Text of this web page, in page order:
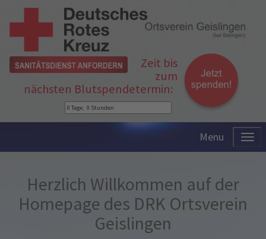
Zeit bis
zum
nächsten Blutspendetermin:
Menu
Herzlich Willkommen auf der
Homepage des DRK Ortsverein
Geislingen